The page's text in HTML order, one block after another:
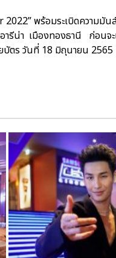
พร้อมระเบิดความมัน
รีน่า เมืองทองธานี ก่อนจ
บัตร วันที่ 18 มิถุนายน